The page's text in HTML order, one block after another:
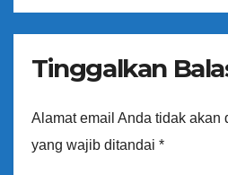
Tinggalkan
Alamat email Anda tidak akan
yang wajib ditandai *